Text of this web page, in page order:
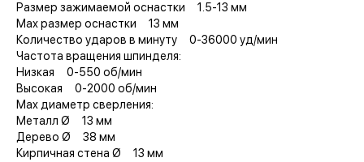
Размер зажимаемой оснастки 1.5-13 мм
Мах размер оснастки 13 мм
Количество ударов в минуту 0-36000 уд/мин
Частота вращения шпинделя:
Низкая 0-550 об/мин
Высокая 0-2000 об/мин
Max диаметр сверления:
Металл Ø 13 мм
Дерево Ø 38 мм
Кирпичная стена Ø 13 мм